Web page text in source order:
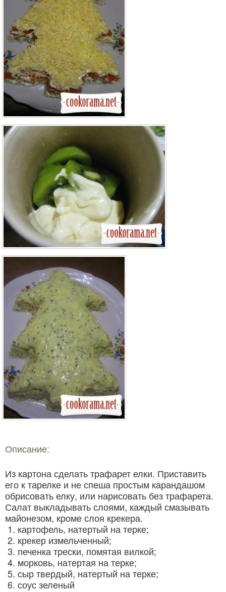
Описание:
Из картона сделать трафарет елки. Приставить
его к тарелке и не спеша простым карандашом
обрисовать елку, или нарисовать без трафарета.
Салат выкладывать слоями, каждый смазывать
майонезом, кроме слоя крекера.
картофель, натертый на терке;
крекер измельченный;
печенка трески, помятая вилкой;
морковь, натертая на терке;
сыр твердый, натертый на терке;
соус зеленый